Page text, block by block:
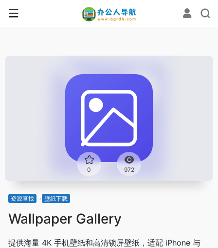
0 972
资源查找 壁纸下载
Wallpaper Gallery
提供海量 4K 手机壁纸和高清锁屏壁纸，适配 iPhone 与